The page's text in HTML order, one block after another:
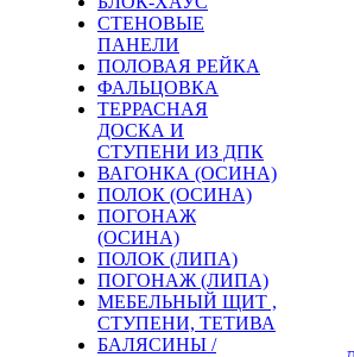
СТЕНОВЫЕ
ПАНЕЛИ
ПОЛОВАЯ РЕЙКА
ФАЛЬЦОВКА
ТЕРРАСНАЯ
ДОСКА И
СТУПЕНИ ИЗ ДПК
ВАГОНКА (ОСИНА)
ПОЛОК (ОСИНА)
ПОГОНАЖ
(ОСИНА)
ПОЛОК (ЛИПА)
ПОГОНАЖ (ЛИПА)
МЕБЕЛЬНЫЙ ЩИТ ,
СТУПЕНИ, ТЕТИВА
БАЛЯСИНЫ /